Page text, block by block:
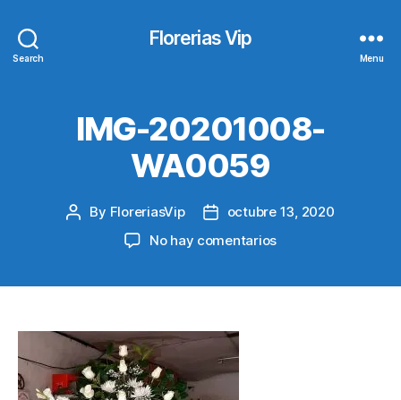
Search
Florerias Vip
Menu
IMG-20201008-
WA0059
Post
By FloreriasVip
Postoctubre 13, 2020
No hay comentariosen